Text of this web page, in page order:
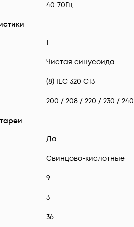
40-70Гц
1
Чистая синусоида
(8) IEC 320 C13
200 / 208 / 220 / 230 / 240
Да
Свинцово-кислотные
9
3
36